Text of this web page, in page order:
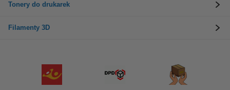
Tonery do drukarek
Filamenty 3D